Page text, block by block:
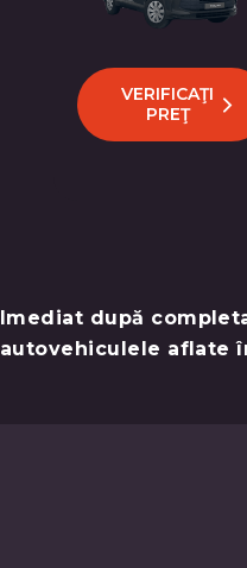
VERIFICAŢI
PREŢ
Imediat după
autovehiculele aflate